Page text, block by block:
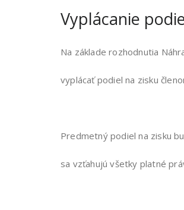
Vyplácanie
Na základe rozhodnutia
vyplácať podiel na zisku
Predmetný podiel na zisku
sa vzťahujú všetky platné